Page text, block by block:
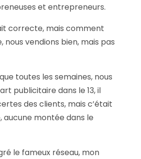
et entrepreneurs.
correcte, mais comment
nous vendions bien, mais pas
toutes les semaines, nous
publicitaire dans le 13, il
des clients, mais c’était
montée dans le
le fameux réseau, mon